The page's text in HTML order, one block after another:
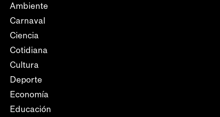
Ambiente
Carnaval
Ciencia
Cotidiana
Cultura
Deporte
Economía
Educación